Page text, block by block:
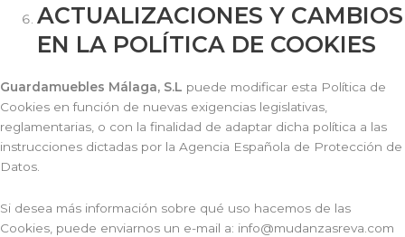
ACTUALIZACIONES Y CAMBIOS
EN LA POLÍTICA DE COOKIES
Guardamuebles Málaga, S.L puede modificar esta Política de
Cookies en función de nuevas exigencias legislativas,
reglamentarias, o con la finalidad de adaptar dicha política a las
instrucciones dictadas por la Agencia Española de Protección de
Datos.
Si desea más información sobre qué uso hacemos de las
Cookies, puede enviarnos un e-mail a: info@mudanzasreva.com